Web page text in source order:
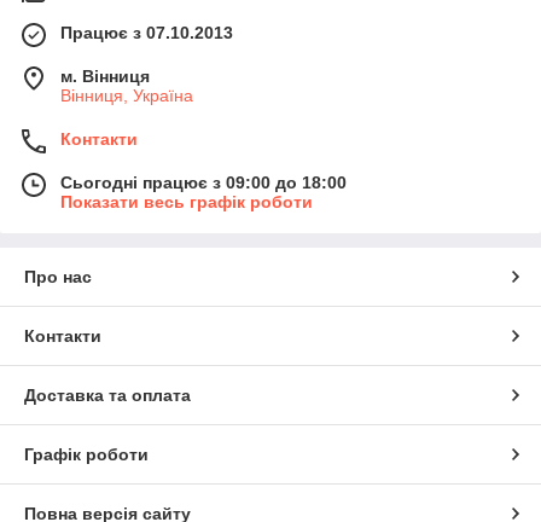
Працює з 07.10.2013
м. Вінниця
Вінниця, Україна
Контакти
Сьогодні працює з 09:00 до 18:00
Показати весь графік роботи
Про нас
Контакти
Доставка та оплата
Графік роботи
Повна версія сайту